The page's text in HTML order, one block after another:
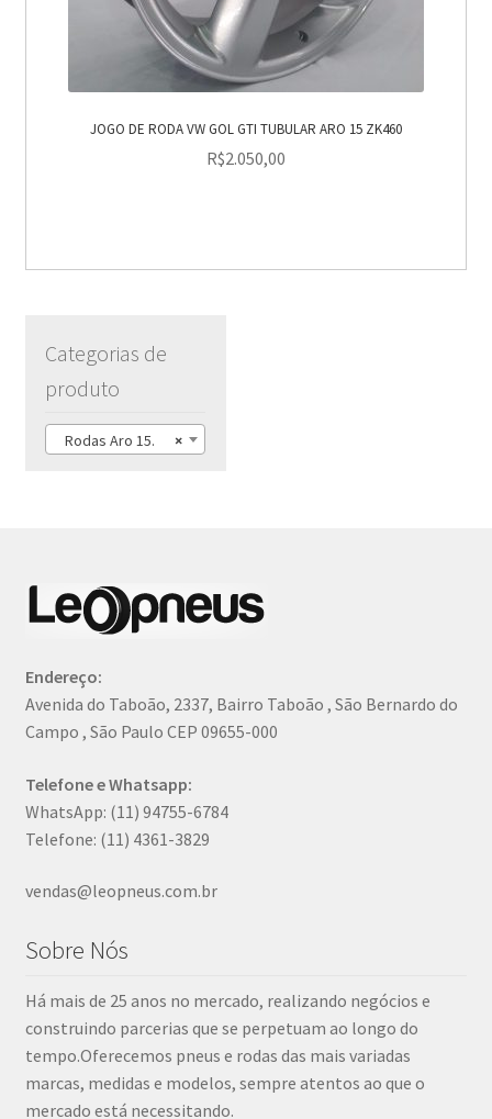
JOGO DE RODA VW GOL GTI TUBULAR ARO 15 ZK460
R$2.050,00
Categorias de
produto
×
Rodas Aro 15.
Endereço:
Avenida do Taboão, 2337, Bairro Taboão , São Bernardo do
Campo , São Paulo CEP 09655-000
Telefone e Whatsapp:
WhatsApp: (11) 94755-6784
Telefone: (11) 4361-3829
vendas@leopneus.com.br
Sobre Nós
Há mais de 25 anos no mercado, realizando negócios e
construindo parcerias que se perpetuam ao longo do
tempo.Oferecemos pneus e rodas das mais variadas
marcas, medidas e modelos, sempre atentos ao que o
mercado está necessitando.